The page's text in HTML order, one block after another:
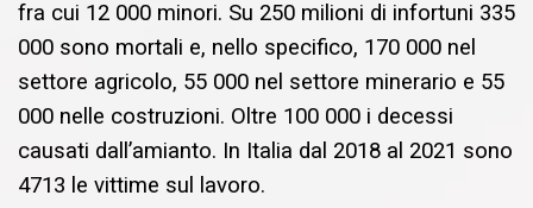
fra cui 12 000 minori. Su 250 milioni di infortuni 335
000 sono mortali e, nello specifico, 170 000 nel
settore agricolo, 55 000 nel settore minerario e 55
000 nelle costruzioni. Oltre 100 000 i decessi
causati dall’amianto. In Italia dal 2018 al 2021 sono
4713 le vittime sul lavoro.